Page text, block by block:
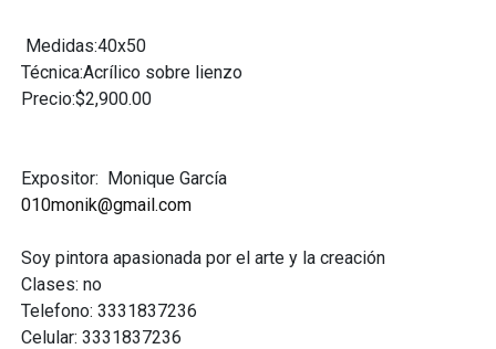
Medidas:40x50
Técnica:Acrílico sobre lienzo
Precio:$2,900.00
Expositor: Monique García
010monik@gmail.com
Soy pintora apasionada por el arte y la creación
Clases: no
Telefono: 3331837236
Celular: 3331837236